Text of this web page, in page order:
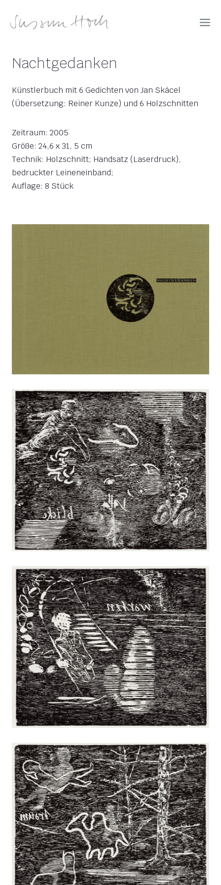
Inhalt
Nachtgedanken
Künstlerbuch mit 6 Gedichten von Jan Skácel
(Übersetzung: Reiner Kunze) und 6 Holzschnitten
Zeitraum: 2005
Größe: 24,6 x 31, 5 cm
Technik: Holzschnitt; Handsatz (Laserdruck),
bedruckter Leineneinband;
Auflage: 8 Stück